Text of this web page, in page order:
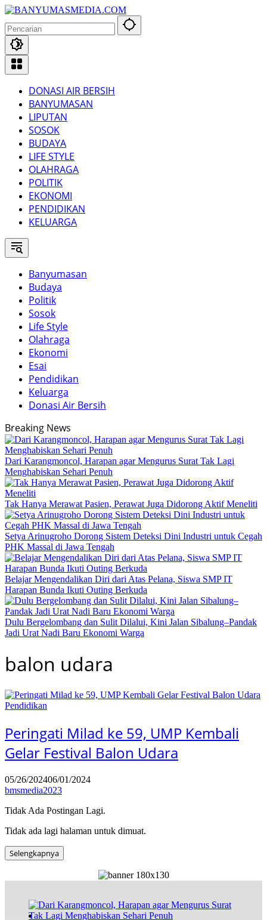
Langsung
konten
DONASI AIR BERSIH
BANYUMASAN
LIPUTAN
SOSOK
BUDAYA
LIFE STYLE
OLAHRAGA
POLITIK
EKONOMI
PENDIDIKAN
KELUARGA
Banyumasan
Budaya
Politik
Sosok
Life Style
Olahraga
Ekonomi
Esai
Pendidikan
Keluarga
Donasi Air Bersih
Breaking News
Dari Karangmoncol, Harapan agar Mengurus Surat Tak Lagi
Menghabiskan Sehari Penuh
Tak Hanya Merawat Pasien, Perawat Juga Didorong Aktif Meneliti
Setya Arinugroho Dorong Sistem Deteksi Dini Industri untuk Cegah
PHK Massal di Jawa Tengah
Belajar Mengendalikan Diri dari Atas Pelana, Siswa SMP IT
Harapan Bunda Ikuti Outing Berkuda
Dulu Bergelombang dan Sulit Dilalui, Kini Jalan Sibalung–Pandak
Jadi Urat Nadi Baru Ekonomi Warga
balon udara
Pendidikan
Peringati Milad ke 59, UMP Kembali
Gelar Festival Balon Udara
05/26/202406/01/2024
bmsmedia2023
Tidak Ada Postingan Lagi.
Tidak ada lagi halaman untuk dimuat.
Selengkapnya